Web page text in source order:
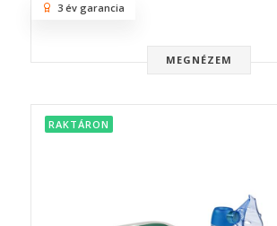
MEGNÉZEM
3 év garancia
RAKTÁRON